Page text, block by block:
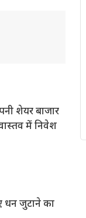
शेयर बाजार
में निवेश
धन जुटाने का